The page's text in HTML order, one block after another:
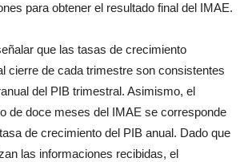
para obtener el resultado final del IMAE.
que las tasas de crecimiento
cierre de cada trimestre son consistentes
del PIB trimestral. Asimismo, el
de doce meses del IMAE se corresponde
de crecimiento del PIB anual. Dado que
las informaciones recibidas, el